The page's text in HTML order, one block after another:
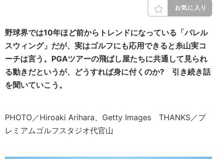
お気に入り
野球界では10年ほど前からトレンドになっている「バレル
スウィング」だが、実はゴルフにも応用できると糸山実コ
ーチは言う。PGAツアーの飛ばし屋たちに共通して見られ
る動きだというが、どうすれば身に付くのか? 引き続き話
を聞いていこう。
PHOTO／Hiroaki Arihara、Getty Images THANKS／プ
レミアムゴルフスタジオ代官山